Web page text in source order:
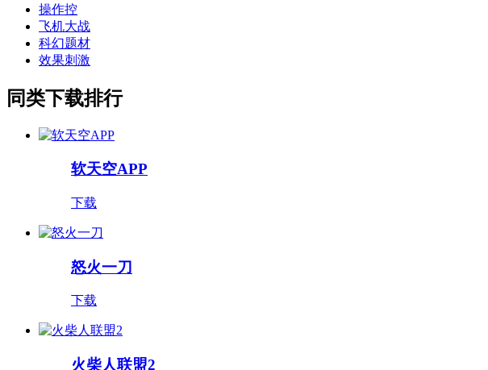
操作控
飞机大战
科幻题材
效果刺激
同类下载排行
软天空APP
下载
怒火一刀
下载
火柴人联盟2